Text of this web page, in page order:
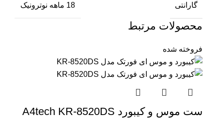
گارانتی 18 ماهه نوترونیک
محصولات مرتبط
فروخته شده
ست موس و کیبورد A4tech KR-8520DS